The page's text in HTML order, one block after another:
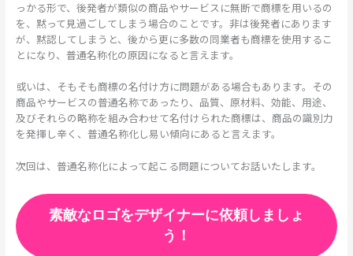
っかる形で、後発者が類似の商品やサービスに無断で商標を用いるの
を、黙って見過ごしてしまう場合のことです。非は後発者にあります
が、黙認してしまうと、後から更に多数の同業者も商標を使用するこ
とになり、普通名称化の原因になると言えます。
或いは、そもそも商標の名付け方に問題がある場合もあります。その
商品やサービスの普通名称であったり、品質、原材料、効能、用途、
及びそれらの略称を組み合わせて名付けられた商標は、商品の識別力
を発揮し辛く、普通名称化し易い傾向にあると言えます。
次回は、普通名称化によって起こる問題についてお話いたします。
素敵なロゴをデザイナーに依頼しましょ
う！